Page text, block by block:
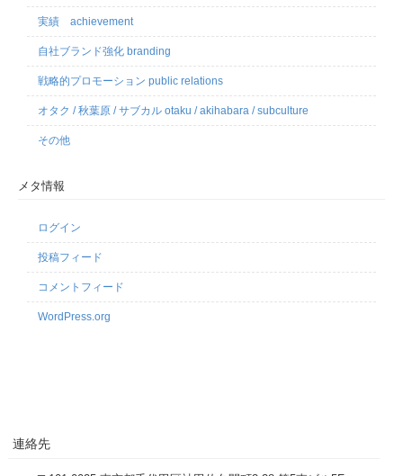
実績 achievement
自社ブランド強化 branding
戦略的プロモーション public relations
オタク / 秋葉原 / サブカル otaku / akihabara / subculture
その他
メタ情報
ログイン
投稿フィード
コメントフィード
WordPress.org
連絡先